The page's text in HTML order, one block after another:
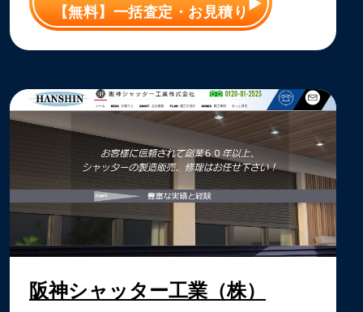
【無料】一括査定・お見積り
阪神シャッター工業（株）